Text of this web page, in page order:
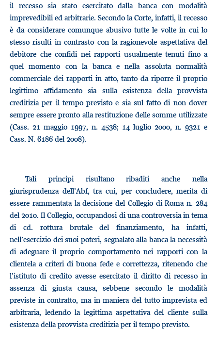
il recesso sia stato esercitato dalla banca con modalità
imprevedibili ed arbitrarie. Secondo la Corte, infatti, il recesso
è da considerare comunque abusivo tutte le volte in cui lo
stesso risulti in contrasto con la ragionevole aspettativa del
debitore che confidi nei rapporti usualmente tenuti fino a
quel momento con la banca e nella assoluta normalità
commerciale dei rapporti in atto, tanto da riporre il proprio
legittimo affidamento sia sulla esistenza della provvista
creditizia per il tempo previsto e sia sul fatto di non dover
sempre essere pronto alla restituzione delle somme utilizzate
(Cass. 21 maggio 1997, n. 4538; 14 luglio 2000, n. 9321 e
Cass. N. 6186 del 2008).
Tali principi risultano ribaditi anche nella
giurisprudenza dell’Abf, tra cui, per concludere, merita di
essere rammentata la decisione del Collegio di Roma n. 284
del 2010. Il Collegio, occupandosi di una controversia in tema
di cd. rottura brutale del finanziamento, ha infatti,
nell’esercizio dei suoi poteri, segnalato alla banca la necessità
di adeguare il proprio comportamento nei rapporti con la
clientela a criteri di buona fede e correttezza, ritenendo che
l’istituto di credito avesse esercitato il diritto di recesso in
assenza di giusta causa, sebbene secondo le modalità
previste in contratto, ma in maniera del tutto imprevista ed
arbitraria, ledendo la legittima aspettativa del cliente sulla
esistenza della provvista creditizia per il tempo previsto.